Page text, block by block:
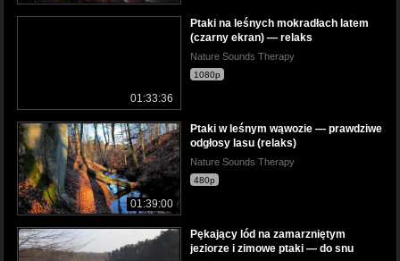
01:33:36
Ptaki na leśnych mokradłach latem
(czarny ekran) — relaks
Nature Sounds Therapy
1080p
01:39:00
Ptaki w leśnym wąwozie — prawdziwe
odgłosy lasu (relaks)
Nature Sounds Therapy
480p
Pękający lód na zamarzniętym
jeziorze i zimowe ptaki — do snu